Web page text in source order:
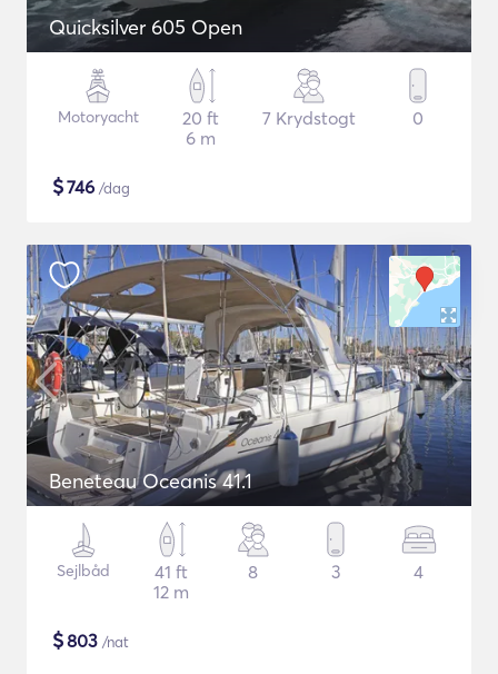
Quicksilver 605 Open
Motoryacht
20 ft
6 m
7 Krydstogt 0
$746 /dag
Beneteau Oceanis 41.1
Sejlbåd
41 ft
12 m
8 3 4
$803 /nat